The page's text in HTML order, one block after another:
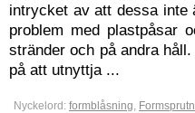
intrycket av att dessa
problem med plastpåsar
stränder och på andra
på att utnyttja ...
Nyckelord: formblåsning,